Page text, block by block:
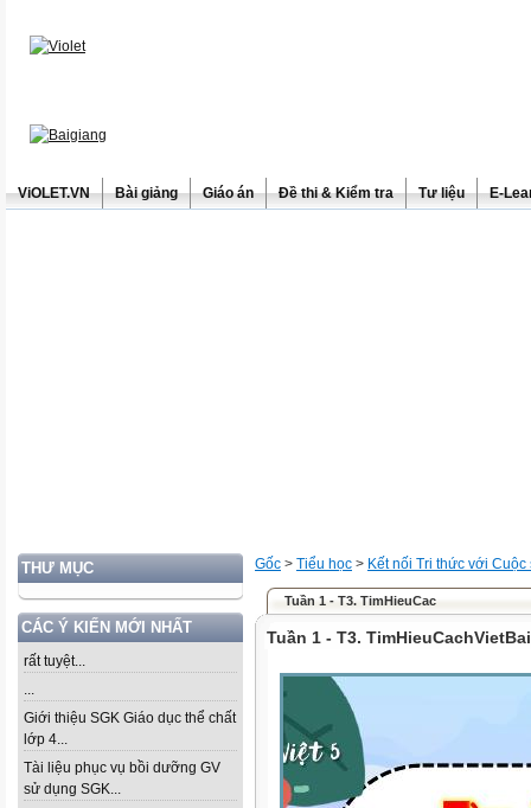
ViOLET.VN Bài giảng Giáo án Đề thi & Kiểm tra Tư liệu E-
THƯ MỤC
CÁC Ý KIẾN MỚI NHẤT
rất tuyệt...
...
Giới thiệu SGK Giáo dục thể chất
lớp 4...
Tài liệu phục vụ bồi dưỡng GV
sử dụng SGK...
Gốc > Tiểu học > Kết nối Tri thức với Cuộc
Tuần 1 - T3. TimHieuCac
Tuần 1 - T3.